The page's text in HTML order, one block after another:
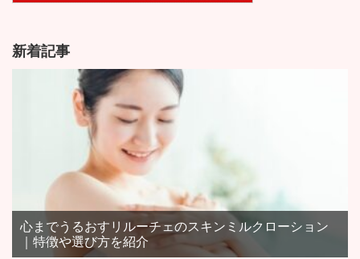
新着記事
心までうるおすリルーチェのスキンミルクローション
｜特徴や選び方を紹介